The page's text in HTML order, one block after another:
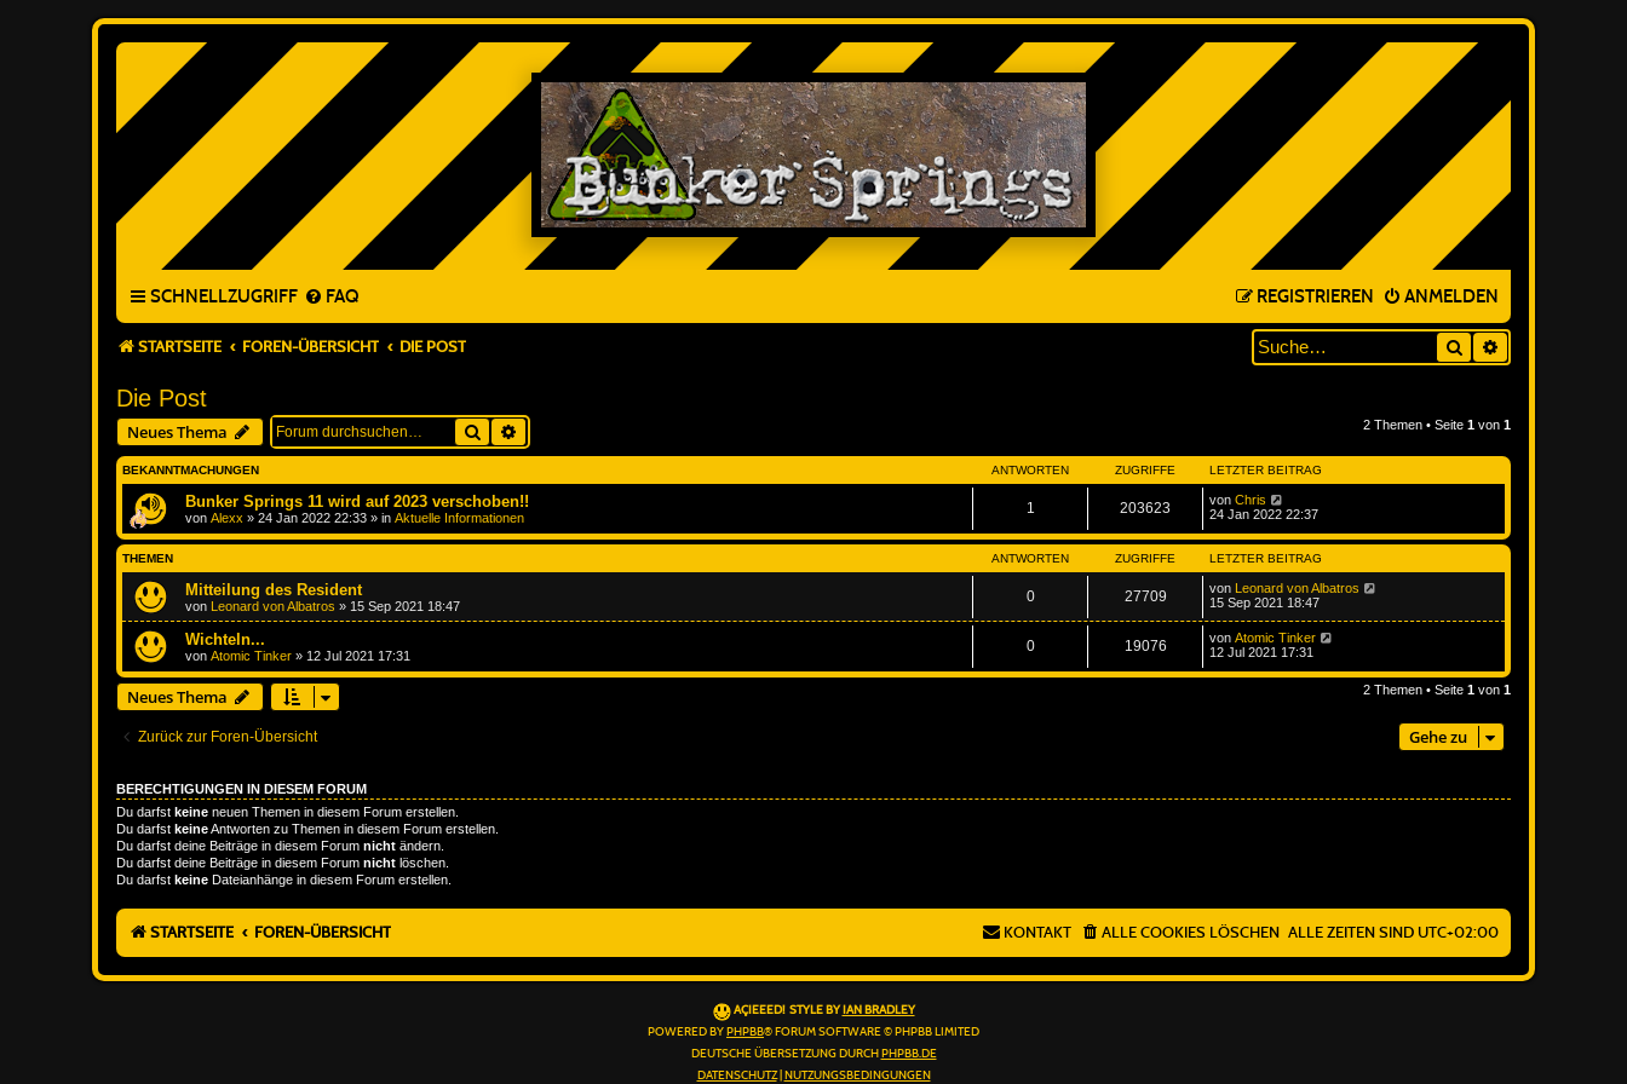
SCHNELLZUGRIFF FAQ ANMELDEN
REGISTRIEREN
STARTSEITE FOREN-ÜBERSICHT DIE POST Suche
Die Post
Neues Thema Suche 2 Themen • Seite 1 von 1
BEKANNTMACHUNGEN ANTWORTEN ZUGRIFFE LETZTER BEITRAG
Bunker Springs 11 wird auf 2023 verschoben!!
von Alexx » 24 Jan 2022 22:33 » in Aktuelle Informationen
1 203623 von Chris
24 Jan 2022 22:37
THEMEN ANTWORTEN ZUGRIFFE LETZTER BEITRAG
Mitteilung des Resident
von Leonard von Albatros » 15 Sep 2021 18:47
0 27709 von Leonard von Albatros
15 Sep 2021 18:47
Wichteln...
von Atomic Tinker » 12 Jul 2021 17:31
0 19076 von Atomic Tinker
12 Jul 2021 17:31
Neues Thema 2 Themen • Seite 1 von 1
Zurück zur Foren-Übersicht Gehe zu
BERECHTIGUNGEN IN DIESEM FORUM
Du darfst keine neuen Themen in diesem Forum erstellen.
Du darfst keineAntworten zu Themen in diesem Forum erstellen.
Du darfst deine Beiträge in diesem Forum nicht ändern.
Du darfst deine Beiträge in diesem Forum nicht löschen.
Du darfst keine Dateianhänge in diesem Forum erstellen.
STARTSEITE FOREN-ÜBERSICHT ALLE ZEITEN SIND UTC+02:00
ALLE COOKIES LÖSCHEN
KONTAKT
AÇIEEED! STYLE BY IAN BRADLEY
POWERED BY PHPBB® FORUM SOFTWARE © PHPBB LIMITED
DEUTSCHE ÜBERSETZUNG DURCH PHPBB.DE
DATENSCHUTZ| NUTZUNGSBEDINGUNGEN